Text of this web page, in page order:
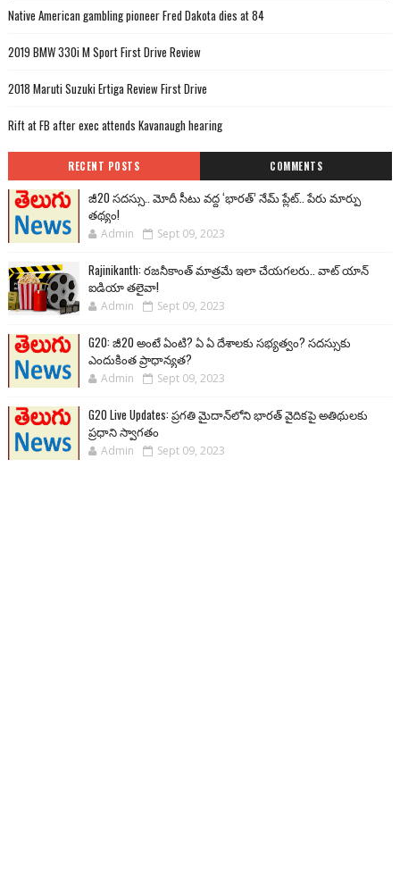
Native American gambling pioneer Fred Dakota dies at 84
2019 BMW 330i M Sport First Drive Review
2018 Maruti Suzuki Ertiga Review First Drive
Rift at FB after exec attends Kavanaugh hearing
RECENT POSTS COMMENTS
జీ20 సదస్సు.. మోదీ సీటు వద్ద ‘భారత్’ నేమ్ ప్లేట్‌.. పేరు మార్పు
తథ్యం!
Admin Sept 09, 2023
Rajinikanth: రజనీకాంత్ మాత్రమే ఇలా చేయగలరు.. వాట్ యాన్
ఐడియా తలైవా!
Admin Sept 09, 2023
G20: జీ20 అంటే ఏంటి? ఏ ఏ దేశాలకు సభ్యత్వం? సదస్సుకు
ఎందుకింత ప్రాధాన్యత?
Admin Sept 09, 2023
G20 Live Updates: ప్రగతి మైదాన్‌లోని భారత్ వైదికపై అతిథులకు
ప్రధాని స్వాగతం
Admin Sept 09, 2023